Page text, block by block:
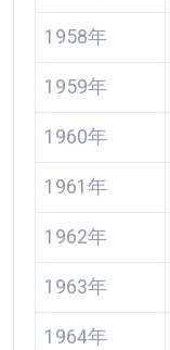
1958年
1959年
1960年
1961年
1962年
1963年
1964年